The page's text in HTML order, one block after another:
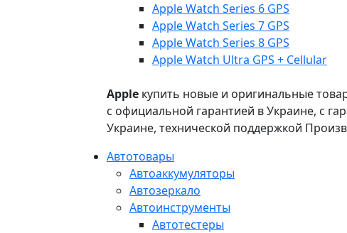
Apple Watch Series 6 GPS
Apple Watch Series 7 GPS
Apple Watch Series 8 GPS
Apple Watch Ultra GPS + Cellular
Apple купить новые и оригинальные
с официальной гарантией в Украине, с
Украине, технической поддержкой
Автотовары
Автоаккумуляторы
Автозеркало
Автоинструменты
Автотестеры